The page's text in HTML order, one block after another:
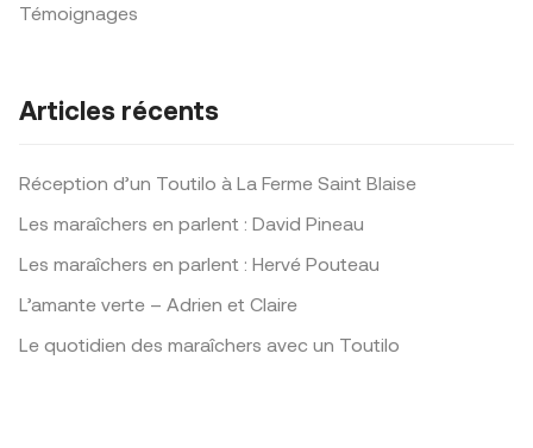
Témoignages
Articles récents
Réception d’un Toutilo à La Ferme Saint Blaise
Les maraîchers en parlent : David Pineau
Les maraîchers en parlent : Hervé Pouteau
L’amante verte – Adrien et Claire
Le quotidien des maraîchers avec un Toutilo